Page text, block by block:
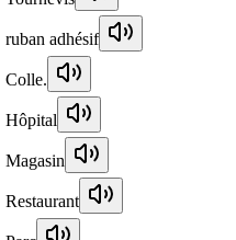
ruban adhésif
Colle.
Hôpital
Magasin
Restaurant